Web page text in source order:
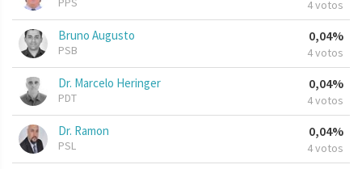
4 votos
Bruno Augusto
PSB
0,04%
4 votos
Dr. Marcelo Heringer
PDT
0,04%
4 votos
Dr. Ramon
PSL
0,04%
4 votos